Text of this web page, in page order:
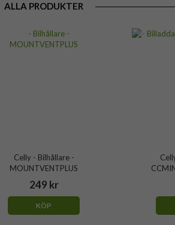
ALLA PRODUKTER
Celly - Bilhållare -
MOUNTVENTPLUS
249 kr
KÖP